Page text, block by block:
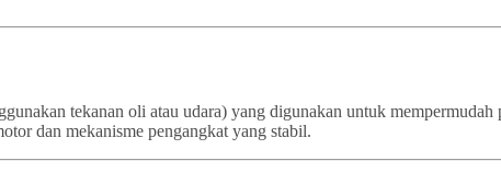
tekanan oli atau udara) yang digunakan untuk mempermudah
dan mekanisme pengangkat yang stabil.